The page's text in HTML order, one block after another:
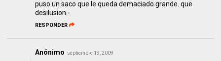
puso un saco que le queda demaciado grande. que
desilusion.-
RESPONDER
Anónimo septiembre 19, 2009